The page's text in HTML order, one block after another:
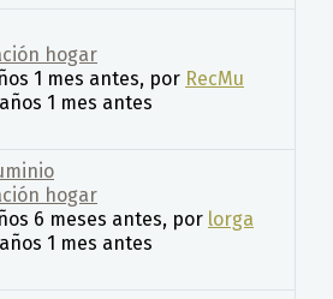
hogar
1 mes antes, por RecMu
1 mes antes
hogar
6 meses antes, por lorga
1 mes antes